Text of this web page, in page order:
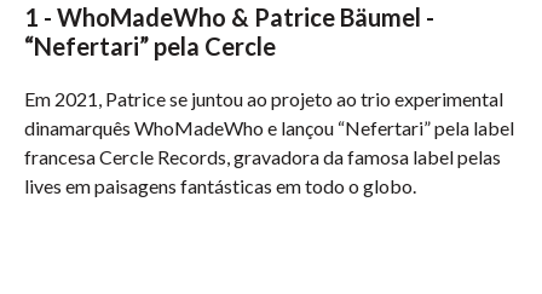
1 - WhoMadeWho & Patrice Bäumel -
“Nefertari” pela Cercle
Em 2021, Patrice se juntou ao projeto ao trio experimental
dinamarquês WhoMadeWho e lançou “Nefertari” pela label
francesa Cercle Records, gravadora da famosa label pelas
lives em paisagens fantásticas em todo o globo.